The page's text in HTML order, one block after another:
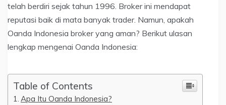
telah berdiri sejak tahun 1996. Broker ini mendapat
reputasi baik di mata banyak trader. Namun, apakah
Oanda Indonesia broker yang aman? Berikut ulasan
lengkap mengenai Oanda Indonesia:
Table of Contents
Apa Itu Oanda Indonesia?